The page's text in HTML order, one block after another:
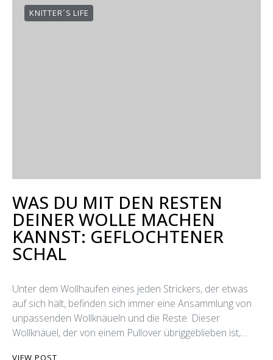
KNITTER´S LIFE
WAS DU MIT DEN RESTEN
DEINER WOLLE MACHEN
KANNST: GEFLOCHTENER
SCHAL
Unter dem Wollhaufen eines jeden Strickers, der etwas
auf sich hält, befinden sich immer eine Ansammlung von
unpassenden Wollknäueln und die Reste. Dieser
Wollknäuel, der von einem Pullover übriggeblieben ist,…
VIEW POST